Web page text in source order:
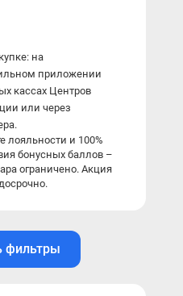
Акция действует при покупке: на
приложении
кассах Центров
или через
лояльности и 100%
бонусных баллов –
ограничено. Акция
фильтры